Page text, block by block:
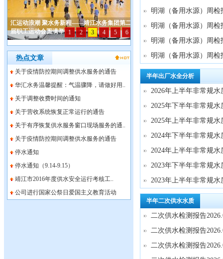
热点文章
关于疫情防控期间调整供水服务的通告
华汇水务温馨提醒：气温骤降，请做好用..
关于调整收费时间的通知
关于营收系统恢复正常运行的通告
关于有序恢复供水服务窗口现场服务的通..
关于疫情防控期间调整供水服务的通告
停水通知
停水通知（9.14-9.15）
靖江市2016年度供水安全运行考核工..
公司进行国家公祭日爱国主义教育活动
明湖（备用水源）周检
明湖（备用水源）周检
明湖（备用水源）周检
明湖（备用水源）周检
半年出厂水全分析
2026年上半年非常规水
2025年下半年非常规水
2025年上半年非常规水
2024年下半年非常规水
2024年上半年非常规水
2023年下半年非常规水
2023年上半年非常规水
半年二次供水水质
二次供水检测报告
二次供水检测报告
二次供水检测报告